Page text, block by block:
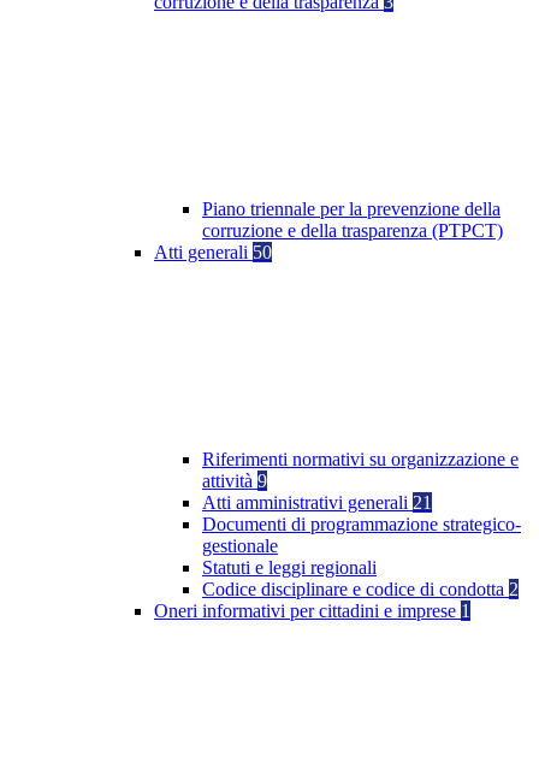
Piano triennale per la prevenzione della
corruzione e della trasparenza (PTPCT)
Atti generali 50
Riferimenti normativi su organizzazione e
attività 9
Atti amministrativi generali 21
Documenti di programmazione strategico-
gestionale
Statuti e leggi regionali
Codice disciplinare e codice di condotta 2
Oneri informativi per cittadini e imprese 1